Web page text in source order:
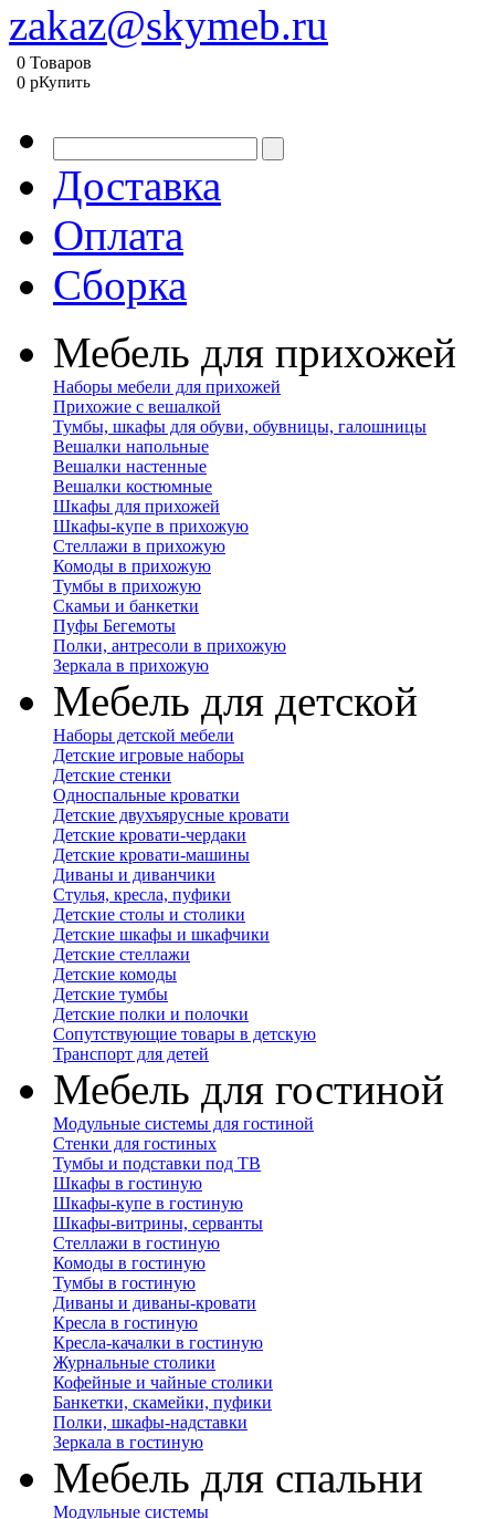
zakaz@skymeb.ru
0 Товаров
0 pКупить
Доставка
Оплата
Сборка
Мебель для прихожей
Наборы мебели для прихожей
Прихожие с вешалкой
Тумбы, шкафы для обуви, обувницы, галошницы
Вешалки напольные
Вешалки настенные
Вешалки костюмные
Шкафы для прихожей
Шкафы-купе в прихожую
Стеллажи в прихожую
Комоды в прихожую
Тумбы в прихожую
Скамьи и банкетки
Пуфы Бегемоты
Полки, антресоли в прихожую
Зеркала в прихожую
Мебель для детской
Наборы детской мебели
Детские игровые наборы
Детские стенки
Односпальные кроватки
Детские двухъярусные кровати
Детские кровати-чердаки
Детские кровати-машины
Диваны и диванчики
Стулья, кресла, пуфики
Детские столы и столики
Детские шкафы и шкафчики
Детские стеллажи
Детские комоды
Детские тумбы
Детские полки и полочки
Сопутствующие товары в детскую
Транспорт для детей
Мебель для гостиной
Модульные системы для гостиной
Стенки для гостиных
Тумбы и подставки под ТВ
Шкафы в гостиную
Шкафы-купе в гостиную
Шкафы-витрины, серванты
Стеллажи в гостиную
Комоды в гостиную
Тумбы в гостиную
Диваны и диваны-кровати
Кресла в гостиную
Кресла-качалки в гостиную
Журнальные столики
Кофейные и чайные столики
Банкетки, скамейки, пуфики
Полки, шкафы-надставки
Зеркала в гостиную
Мебель для спальни
Модульные системы